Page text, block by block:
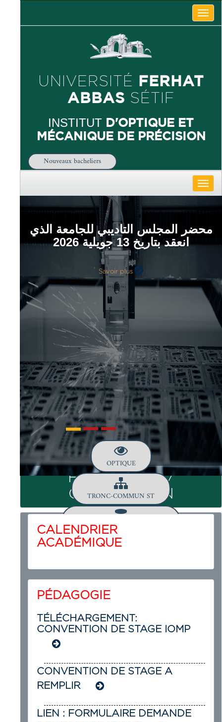
Toggle
UNIVERSITÉ FERHAT
ABBAS SÉTIF
INSTITUT D'OPTIQUE ET
MÉCANIQUE DE PRÉCISION
Nouveaux bacheliers
Toggle
OPTIQUE
TRONC-COMMUN ST
MECANIQUE DE PRECISION
FORMATION /
GRADUATION
CALENDRIER
ACADÉMIQUE
PÉDAGOGIE
TÉLÉCHARGEMENT:
CONVENTION DE STAGE IOMP
CONVENTION DE STAGE A
REMPLIR
LIEN : FORMULAIRE DEMANDE